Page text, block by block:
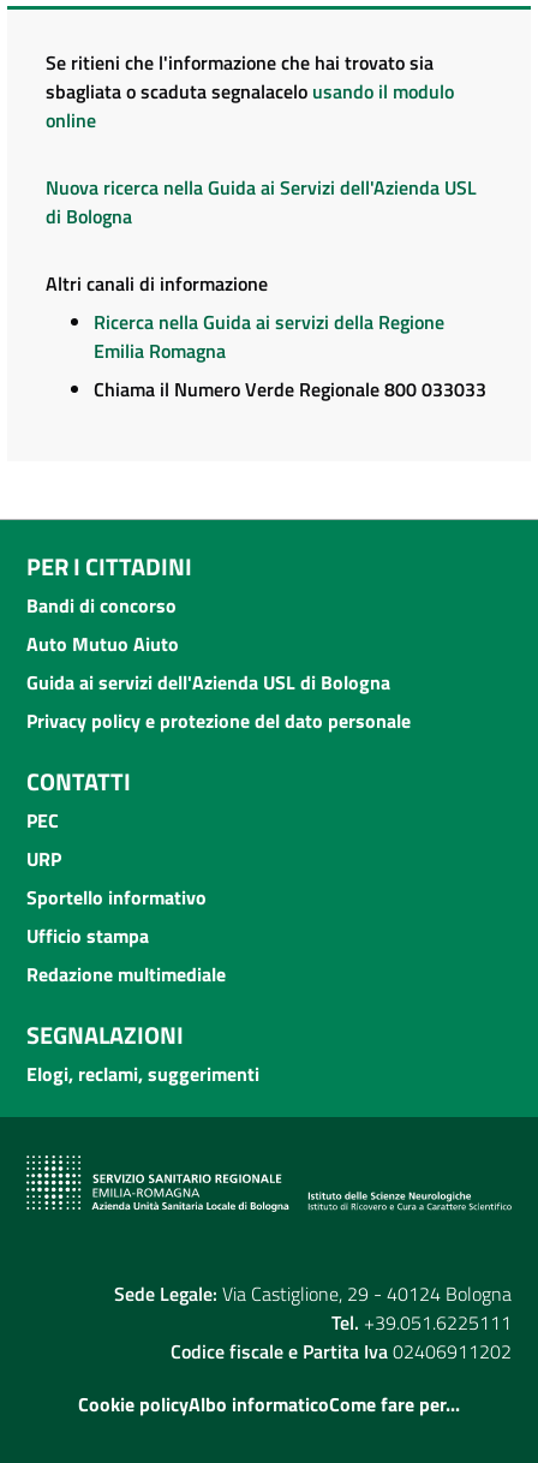
Se ritieni che l'informazione che hai trovato sia
sbagliata o scaduta segnalacelo usando il modulo
online
Nuova ricerca nella Guida ai Servizi dell'Azienda USL
di Bologna
Altri canali di informazione
Ricerca nella Guida ai servizi della Regione
Emilia Romagna
Chiama il Numero Verde Regionale 800 033033
PER I CITTADINI
Bandi di concorso
Auto Mutuo Aiuto
Guida ai servizi dell'Azienda USL di Bologna
Privacy policy e protezione del dato personale
CONTATTI
PEC
URP
Sportello informativo
Ufficio stampa
Redazione multimediale
SEGNALAZIONI
Elogi, reclami, suggerimenti
Sede Legale: Via Castiglione, 29 - 40124 Bologna
Tel. +39.051.6225111
Codice fiscale e Partita Iva02406911202
Cookie policyAlbo informaticoCome fare per...